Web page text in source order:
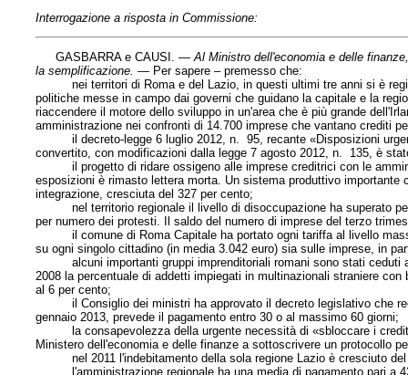
Interrogazione a risposta in Commissione:
GASBARRA e CAUSI. —Al Ministro dell'economia e delle
la semplificazione — Per sapere – premesso che:
nei territori di Roma e del Lazio, in questi ultimi tre anni si è
politiche messe in campo dai governi che guidano la capitale e la
riaccendere il motore dello sviluppo in un'area che è più grande
amministrazione nei confronti di 14.700 imprese che vantano crediti
il decreto-legge 6 luglio 2012, n. 95, recante «Disposizioni
convertito, con modificazioni dalla legge 7 agosto 2012, n. 135, è
il progetto di ridare ossigeno alle imprese creditrici con le
esposizioni è rimasto lettera morta. Un sistema produttivo
integrazione, cresciuta del 327 per cento;
nel territorio regionale il livello di disoccupazione ha superato per
per numero dei protesti. Il saldo del numero di imprese del terzo
il comune di Roma Capitale ha portato ogni tariffa al livello
su ogni singolo cittadino (in media 3.042 euro) sia sulle imprese, in
alcuni importanti gruppi imprenditoriali romani sono stati ceduti
2008 la percentuale di addetti impiegati in multinazionali straniere
al 6 per cento;
il Consiglio dei ministri ha approvato il decreto legislativo che
gennaio 2013, prevede il pagamento entro 30 o al massimo 60 giorni;
la consapevolezza della urgente necessità di «sbloccare i crediti
Ministero dell'economia e delle finanze a sottoscrivere un protocollo
nel 2011 l'indebitamento della sola regione Lazio è cresciuto del
l'amministrazione regionale ha una media di pagamento pari a